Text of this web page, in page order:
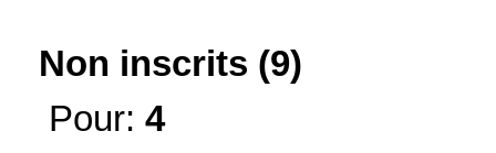
Non inscrits (9)
Pour:4